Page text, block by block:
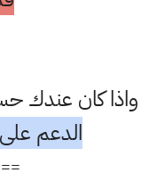
واذا كان عندك
الدعم على